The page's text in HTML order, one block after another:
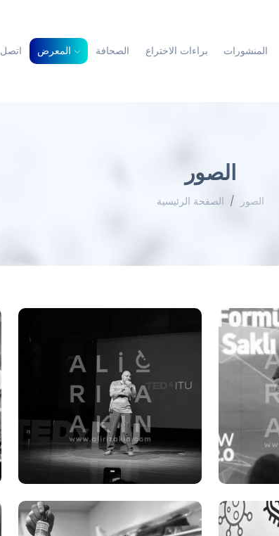
المنشورات براءات الاختراع الصحافة المعرض اتصل
الصور
الصفحة الرئيسية الصور